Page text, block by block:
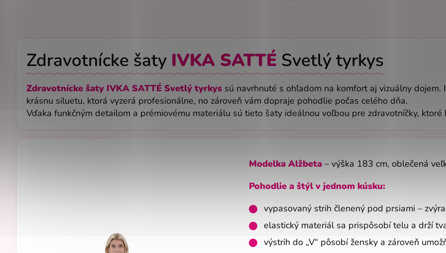
Zdravotnícke šaty IVKA SATTÉ Svetlý tyrkys
Zdravotnícke šaty IVKA SATTÉ Svetlý tyrkys sú navrhnuté s ohľadom na komfort aj vizuálny
krásnu siluetu, ktorá vyzerá profesionálne, no zároveň vám dopraje pohodlie počas celého dňa.
Vďaka funkčným detailom a prémiovému materiálu sú tieto šaty ideálnou voľbou pre zdravotníčky,
Modelka Alžbeta – výška 183 cm, oblečená
Pohodlie a štýl v jednom kúsku:
vypasovaný strih členený pod prsiami –
elastický materiál sa prispôsobí telu a drží
výstrih do „V“ pôsobí žensky a zároveň